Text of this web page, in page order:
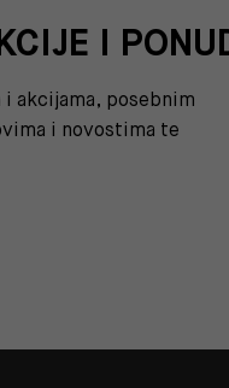
I
akcijama, posebnim
i novostima te